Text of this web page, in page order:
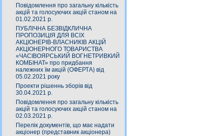
Повідомлення про загальну кількість
акцій та голосуючих акцій станом на
01.02.2021 р.
ПУБЛІЧНА БЕЗВІДКЛИЧНА
ПРОПОЗИЦІЯ ДЛЯ ВСІХ
АКЦІОНЕРІВ-ВЛАСНИКІВ АКЦІЙ
АКЦІОНЕРНОГО ТОВАРИСТВА
«ЧАСIВОЯРСЬКИЙ ВОГНЕТРИВКИЙ
КОМБIНАТ» про придбання
належних їм акцій (ОФЕРТА) від
05.02.2021 року
Проекти рішеннь зборів від
30.04.2021 р.
Повідомлення про загальну кількість
акцій та голосуючих акцій станом на
02.03.2021 р.
Перелік документів, що має надати
акціонер (представник акціонера)